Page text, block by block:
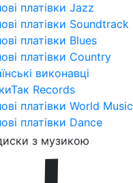
платівки Jazz
платівки Soundtrack
платівки Blues
платівки Country
виконавці
Records
платівки World Music
платівки Dance
з музикою